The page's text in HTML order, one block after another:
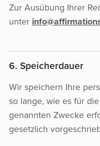
Zur Ausübung Ihrer
unter
6. Speicherdauer
Wir speichern Ihre
so lange, wie es für
genannten Zwecke
gesetzlich